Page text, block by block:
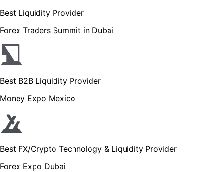
Best Liquidity Provider
Forex Traders Summit in Dubai
Best B2B Liquidity Provider
Money Expo Mexico
Best FX/Crypto Technology & Liquidity Provider
Forex Expo Dubai